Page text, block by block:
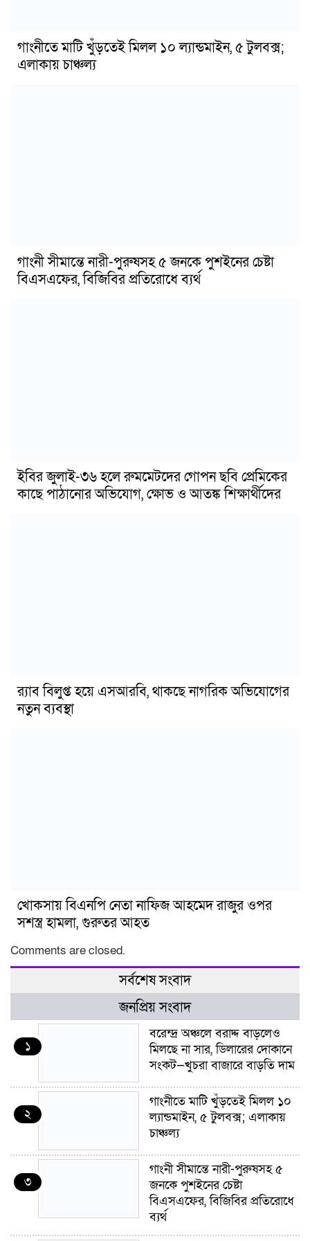
গাংনীতে মাটি খুঁড়তেই মিলল ১০ ল্যান্ডমাইন, ৫ টুলবক্স;
এলাকায় চাঞ্চল্য
গাংনী সীমান্তে নারী-পুরুষসহ ৫ জনকে পুশইনের চেষ্টা
বিএসএফের, বিজিবির প্রতিরোধে ব্যর্থ
ইবির জুলাই-৩৬ হলে রুমমেটদের গোপন ছবি প্রেমিকের
কাছে পাঠানোর অভিযোগ, ক্ষোভ ও আতঙ্ক শিক্ষার্থীদের
র‍্যাব বিলুপ্ত হয়ে এসআরবি, থাকছে নাগরিক অভিযোগের
নতুন ব্যবস্থা
খোকসায় বিএনপি নেতা নাফিজ আহমেদ রাজুর ওপর
সশস্ত্র হামলা, গুরুতর আহত
Comments are closed.
সর্বশেষ সংবাদ
জনপ্রিয় সংবাদ
১
বরেন্দ্র অঞ্চলে বরাদ্দ বাড়লেও
মিলছে না সার, ডিলারের দোকানে
সংকট—খুচরা বাজারে বাড়তি দাম
২
গাংনীতে মাটি খুঁড়তেই মিলল ১০
ল্যান্ডমাইন, ৫ টুলবক্স; এলাকায়
চাঞ্চল্য
৩
গাংনী সীমান্তে নারী-পুরুষসহ ৫
জনকে পুশইনের চেষ্টা
বিএসএফের, বিজিবির প্রতিরোধে
ব্যর্থ